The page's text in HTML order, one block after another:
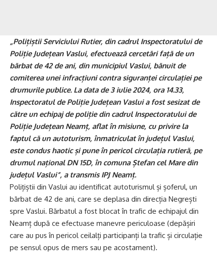
„Polițiștii Serviciului Rutier, din cadrul Inspectoratului de
Poliție Județean Vaslui, efectuează cercetări față de un
bărbat de 42 de ani, din municipiul Vaslui, bănuit de
comiterea unei infracțiuni contra siguranței circulației pe
drumurile publice. La data de 3 iulie 2024, ora 14.33,
Inspectoratul de Poliție Județean Vaslui a fost sesizat de
către un echipaj de poliție din cadrul Inspectoratului de
Poliție Județean Neamț, aflat în misiune, cu privire la
faptul că un autoturism, înmatriculat în județul Vaslui,
este condus haotic și pune în pericol circulația rutieră, pe
drumul național DN 15D, în comuna Ștefan cel Mare din
județul Vaslui”, a transmis IPJ Neamț.
Polițiștii din Vaslui au identificat autoturismul și șoferul, un
bărbat de 42 de ani, care se deplasa din direcția Negrești
spre Vaslui. Bărbatul a fost blocat în trafic de echipajul din
Neamț după ce efectuase manevre periculoase (depășiri
care au pus în pericol ceilalți participanți la trafic și circulație
pe sensul opus de mers sau pe acostament).